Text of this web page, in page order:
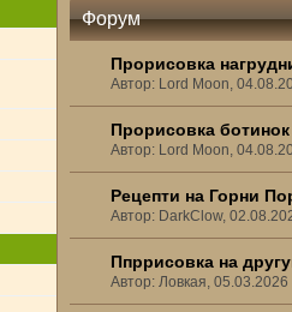
Форум
Прорисовка
Автор: Lord Moon,
Прорисовка
Автор: Lord Moon,
Рецепти на Горни
Автор: DarkClow,
Ппррисовка на
Автор: Ловкая, 05.03.2026